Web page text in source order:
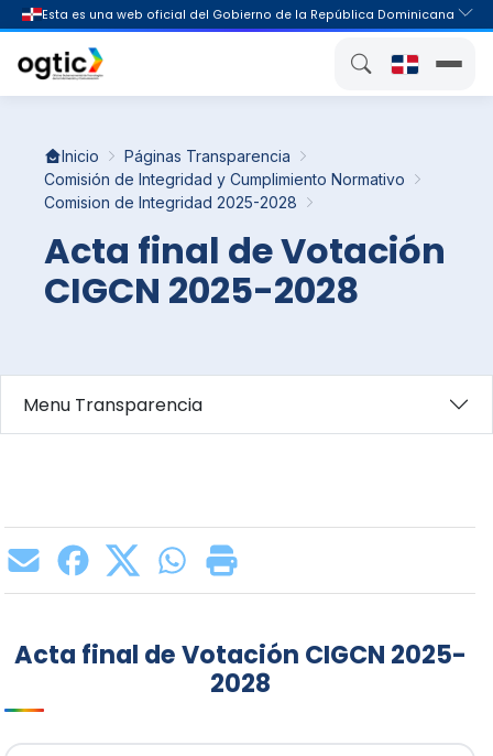
Inicio
Páginas Transparencia
Comisión de Integridad y Cumplimiento Normativo
Comision de Integridad 2025-2028
Acta final de Votación
CIGCN 2025-2028
Menu Transparencia
Acta final de Votación CIGCN 2025-
2028